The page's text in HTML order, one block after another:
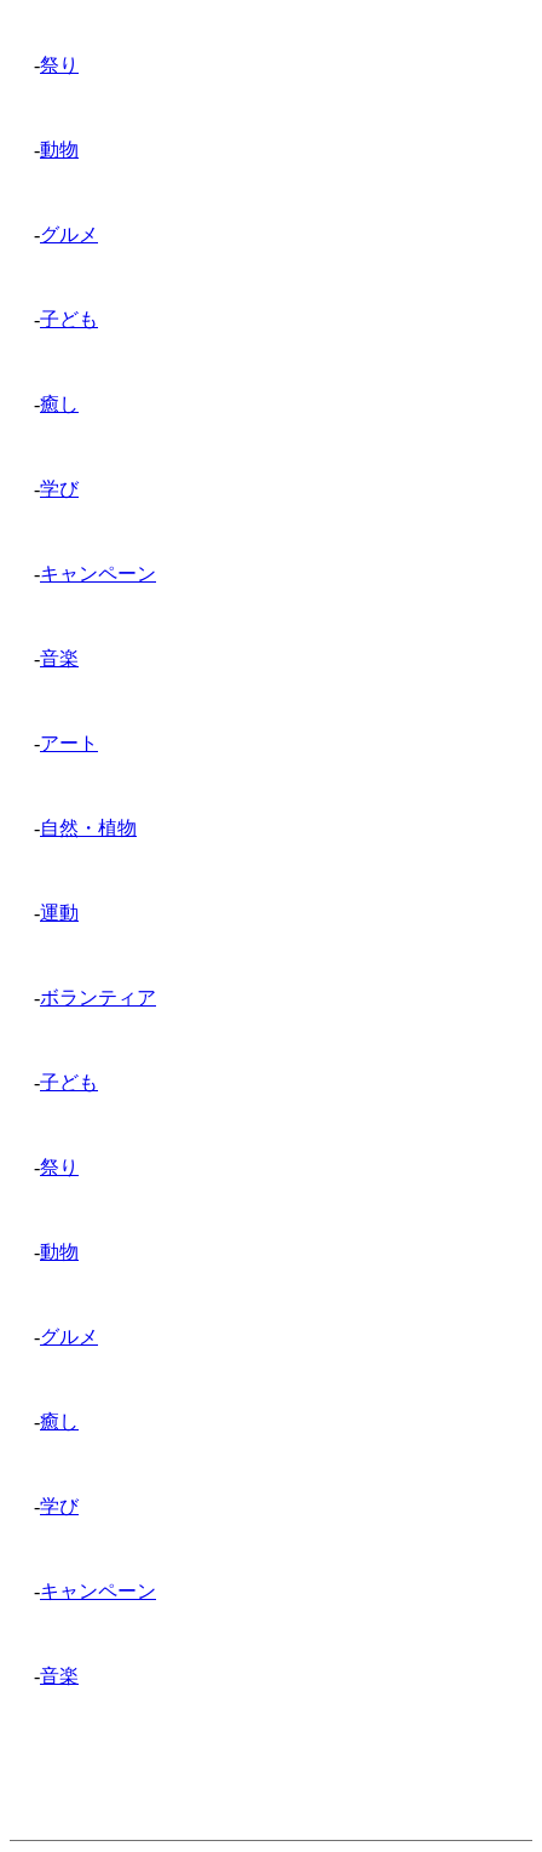
-祭り
-動物
-グルメ
-子ども
-癒し
-学び
-キャンペーン
-音楽
-アート
-自然・植物
-運動
-ボランティア
-子ども
-祭り
-動物
-グルメ
-癒し
-学び
-キャンペーン
-音楽